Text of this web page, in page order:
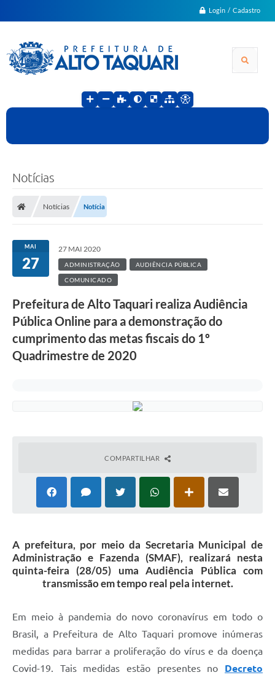
Login / Cadastro
Notícias
Notícias Notícia
MAI
27
27 MAI 2020
ADMINISTRAÇÃO AUDIÊNCIA PÚBLICA
COMUNICADO
Prefeitura de Alto Taquari realiza Audiência
Pública Online para a demonstração do
cumprimento das metas fiscais do 1º
Quadrimestre de 2020
COMPARTILHAR
A prefeitura, por meio da Secretaria Municipal de
Administração e Fazenda (SMAF), realizará nesta
quinta-feira (28/05) uma Audiência Pública com
transmissão em tempo real pela internet.
Em meio à pandemia do novo coronavírus em todo o
Brasil, a Prefeitura de Alto Taquari promove inúmeras
medidas para barrar a proliferação do vírus e da doença
Covid-19. Tais medidas estão presentes no Decreto